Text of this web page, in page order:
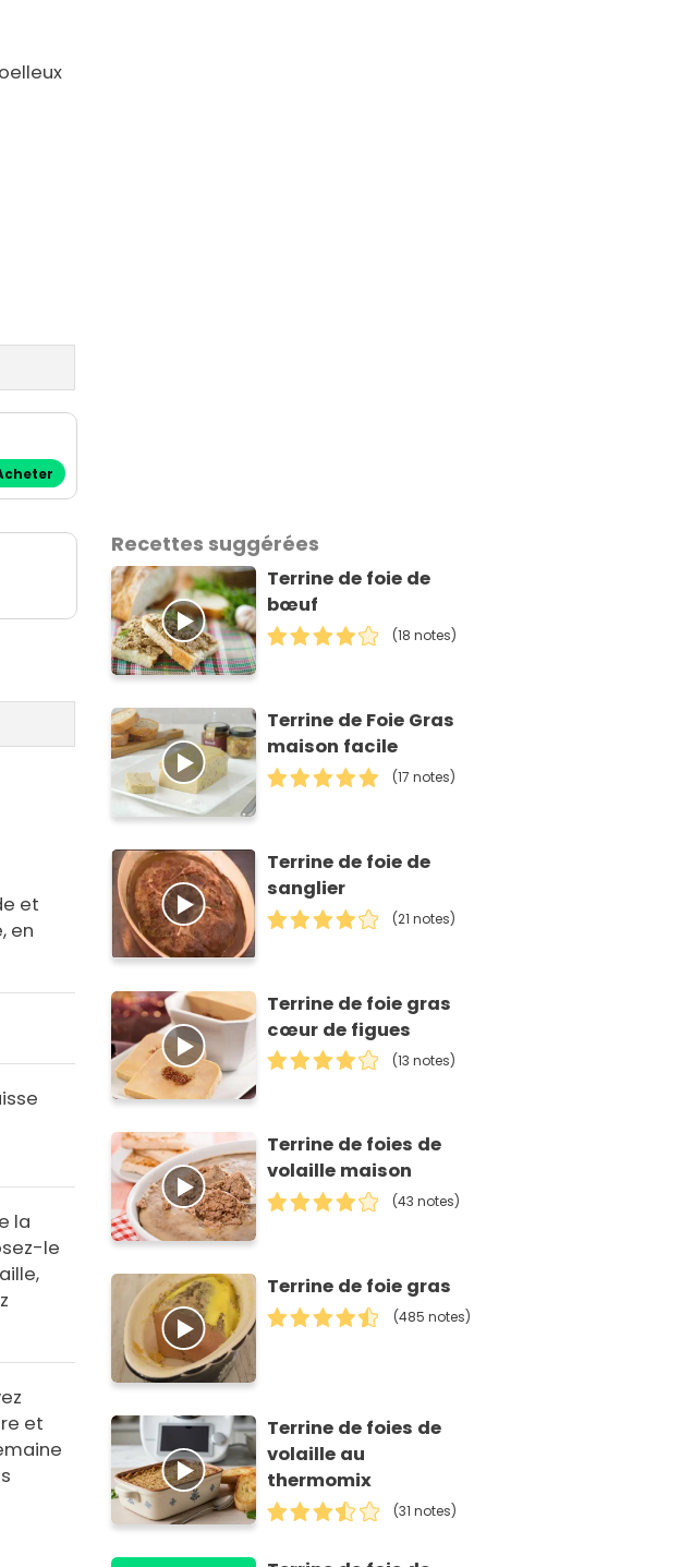
et
en
la
le
et
Recettes suggérées
Terrine de foie de
bœuf
(18 notes)
Terrine de Foie Gras
maison facile
(17 notes)
Terrine de foie de
sanglier
(21 notes)
Terrine de foie gras
cœur de figues
(13 notes)
Terrine de foies de
volaille maison
(43 notes)
Terrine de foie gras
(485 notes)
Terrine de foies de
volaille au
thermomix
(31 notes)